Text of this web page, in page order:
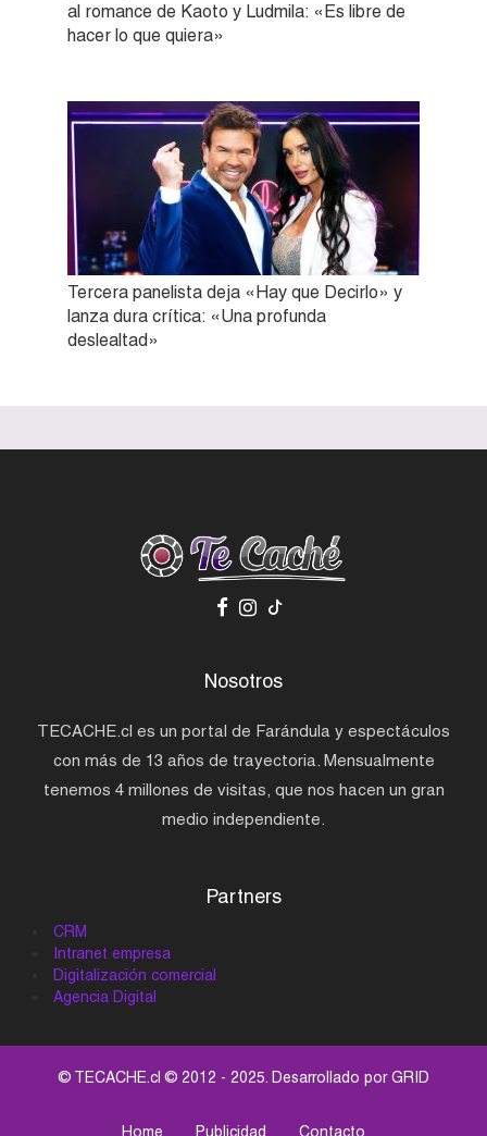
al romance de Kaoto y Ludmila: «Es libre de
hacer lo que quiera»
Tercera panelista deja «Hay que Decirlo» y
lanza dura crítica: «Una profunda
deslealtad»
Nosotros
TECACHE.cl es un portal de Farándula y espectáculos
con más de 13 años de trayectoria. Mensualmente
tenemos 4 millones de visitas, que nos hacen un gran
medio independiente.
Partners
CRM
Intranet empresa
Digitalización comercial
Agencia Digital
© TECACHE.cl © 2012 - 2025. Desarrollado porGRID
Home Publicidad Contacto